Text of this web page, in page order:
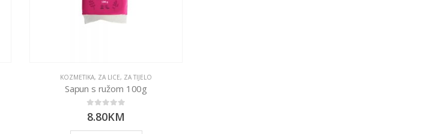
KOZMETIKA, ZA LICE, ZA TIJELO
Sapun s ružom 100g
0out of 5
8.80KM